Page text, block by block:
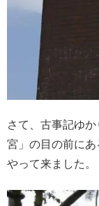
さて、古事記ゆ
宮」の目の前に
やって来ました。